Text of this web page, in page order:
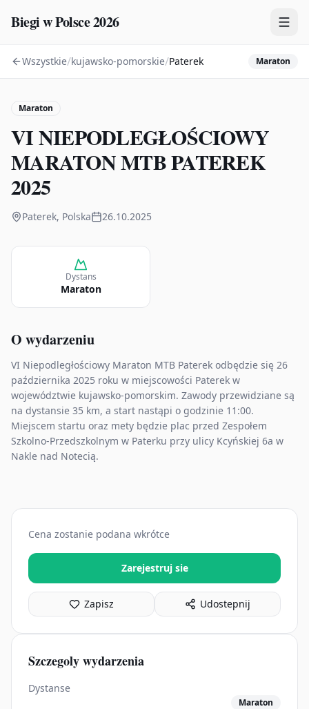
Biegi w Polsce 2026
Zawody
Wszystkie/kujawsko-pomorskie/Paterek Maraton
Maraton
VI NIEPODLEGŁOŚCIOWY
MARATON MTB PATEREK
2025
Paterek, Polska 26.10.2025
Dystans
Maraton
O wydarzeniu
VI Niepodległościowy Maraton MTB Paterek odbędzie się 26
października 2025 roku w miejscowości Paterek w
województwie kujawsko-pomorskim. Zawody przewidziane są
na dystansie 35 km, a start nastąpi o godzinie 11:00.
Miejscem startu oraz mety będzie plac przed Zespołem
Szkolno-Przedszkolnym w Paterku przy ulicy Kcyńskiej 6a w
Nakle nad Notecią.
Cena zostanie podana wkrótce
Zarejestruj sie
Zapisz Udostepnij
Szczegoly wydarzenia
Dystanse
Maraton